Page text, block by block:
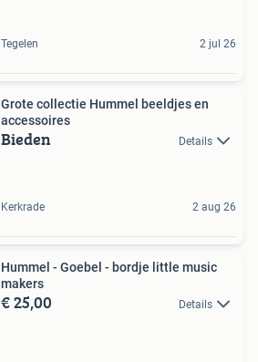
Tegelen 2 jul 26
Grote collectie Hummel beeldjes en
accessoires
Bieden Details
Kerkrade 2 aug 26
Hummel - Goebel - bordje little music
makers
€ 25,00 Details